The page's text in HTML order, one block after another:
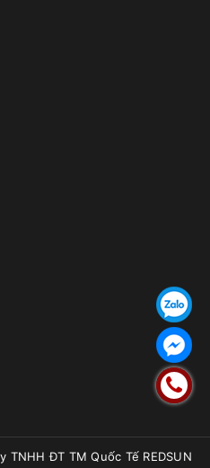
TNHH ĐT TM Quốc Tế REDSUN